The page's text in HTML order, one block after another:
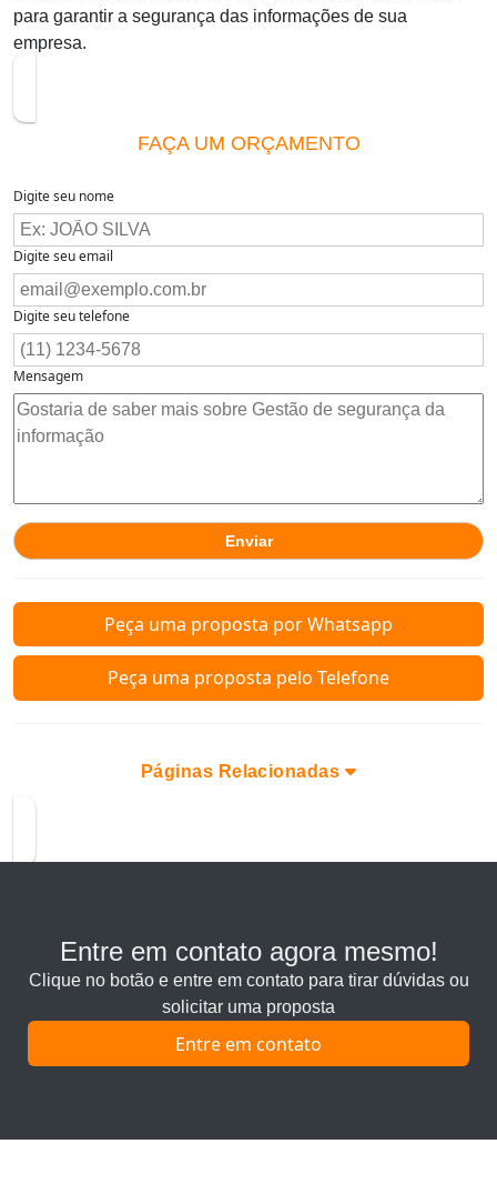
para garantir a segurança das informações de sua
empresa.
FAÇA UM ORÇAMENTO
Digite seu nome
Digite seu email
Digite seu telefone
Mensagem
Peça uma proposta por Whatsapp
Peça uma proposta pelo Telefone
Páginas Relacionadas
Entre em contato agora mesmo!
Clique no botão e entre em contato para tirar dúvidas ou
solicitar uma proposta
Entre em contato